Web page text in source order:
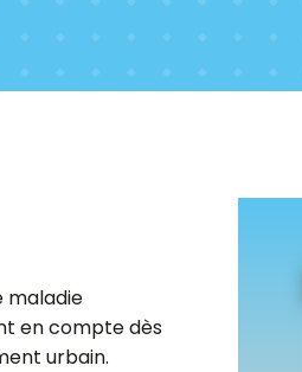
maladie
en compte dès
urbain.